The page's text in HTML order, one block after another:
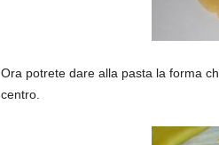
Ora potrete dare alla pasta la forma
centro.